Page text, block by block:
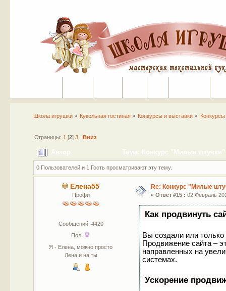
Школа игрушки» Кукольная гостиная » Конкурсы и выставки » Конкурсы
Страницы: 1 [2] 3 Вниз
Автор Тема: Конкурс "Милые штучки"
0 Пользователей и 1 Гость просматривают эту тему.
Елена55
Профи
Сообщений: 4420
Пол:
Я - Елена, можно просто
Лена и на ты
Re: Конкурс "Милые
« Ответ #15 : 02 Февраль
Как продвинуть
Вы создали или только
Продвижение сайта –
направленных на
системах.
Ускорение